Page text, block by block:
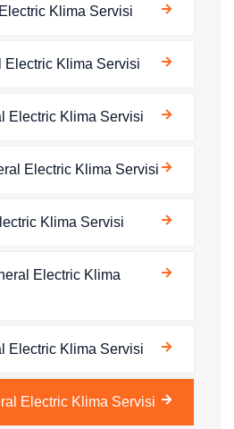
Klima Servisi
Electric Klima Servisi
Electric Klima Servisi
Electric Klima Servisi
Klima Servisi
Electric Klima
Electric Klima Servisi
Electric Klima Servisi